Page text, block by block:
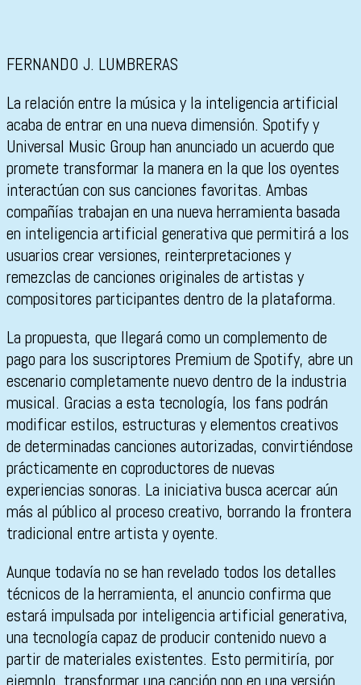
FERNANDO J. LUMBRERAS
La relación entre la música y la inteligencia artificial
acaba de entrar en una nueva dimensión. Spotifyy
Universal Music Group han anunciado un acuerdo que
promete transformar la manera en la que los oyentes
interactúan con sus canciones favoritas. Ambas
compañías trabajan en una nueva herramienta basada
en inteligencia artificial generativa que permitirá a los
usuarios crear versiones, reinterpretaciones y
remezclas de canciones originales de artistas y
compositores participantes dentro de la plataforma.
La propuesta, que llegará como un complemento de
pago para los suscriptores Premium de Spotify, abre un
escenario completamente nuevo dentro de la industria
musical. Gracias a esta tecnología, los fans podrán
modificar estilos, estructuras y elementos creativos
de determinadas canciones autorizadas, convirtiéndose
prácticamente en coproductores de nuevas
experiencias sonoras. La iniciativa busca acercar aún
más al público al proceso creativo, borrando la frontera
tradicional entre artista y oyente.
Aunque todavía no se han revelado todos los detalles
técnicos de la herramienta, el anuncio confirma que
estará impulsada por inteligencia artificial generativa,
una tecnología capaz de producir contenido nuevo a
partir de materiales existentes. Esto permitiría, por
ejemplo, transformar una canción pop en una versión